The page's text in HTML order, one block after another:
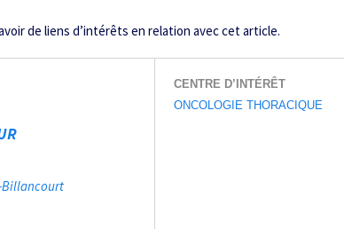
de liens d’intérêts en relation avec cet article.
CENTRE D’INTÉRÊT
ONCOLOGIE THORACIQUE